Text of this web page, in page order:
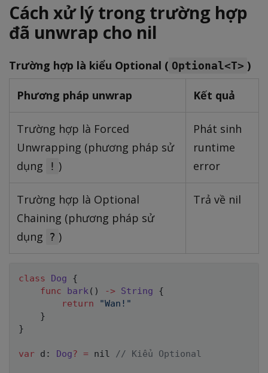
Cách xử lý trong trường hợp
đã unwrap cho nil
Trường hợp là kiểu Optional ( Optional<T> )
Phương pháp unwrap Kết quả
Trường hợp là Forced
Unwrapping (phương pháp sử
dụng
! )
Phát sinh
runtime
error
Trường hợp là Optional
Chaining (phương pháp sử
dụng
? )
Trả về nil
class Dog
{
func
bark( ) -> String
{
return
"Wan!"
}
}
var d : Dog? = nil // Kiểu Optional